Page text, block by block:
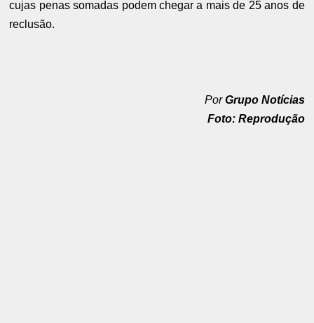
cujas penas somadas podem chegar a mais de 25 anos de
reclusão.
PorGrupo Notícias
Foto: Reprodução